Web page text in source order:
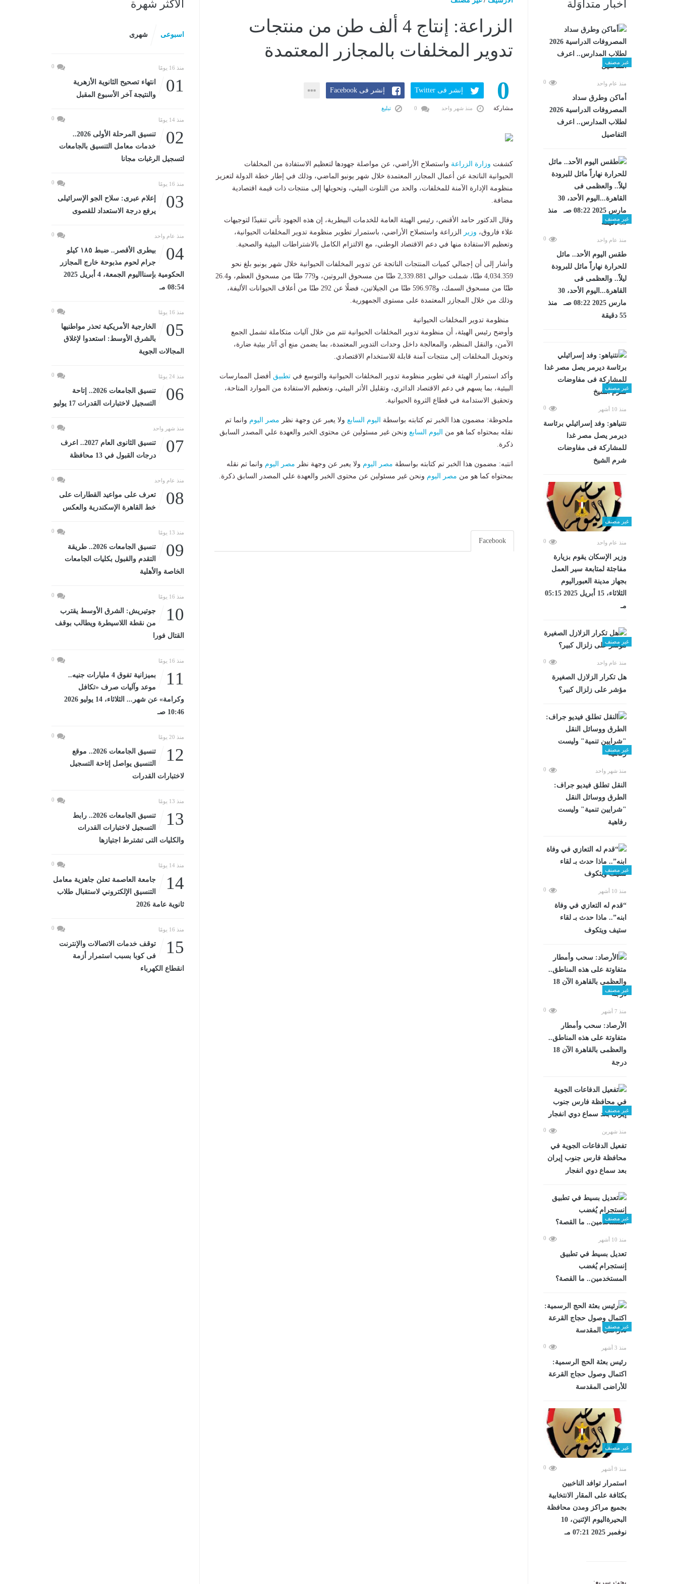
أخبار متداوَلة
غير مصنف
منذ عام واحد 0
أماكن وطرق سداد
المصروفات الدراسية 2026
لطلاب المدارس.. اعرف
التفاصيل
غير مصنف
منذ عام واحد 0
طقس اليوم الأحد.. مائل
للحرارة نهاراً مائل للبرودة
ليلاً.. والعظمى فى
القاهرة...اليوم الأحد، 30
مارس 2025 08:22 صـ منذ
55 دقيقة
غير مصنف
منذ 10 أشهر 0
نتنياهو: وفد إسرائيلي برئاسة
ديرمر يصل مصر غدا
للمشاركة فى مفاوضات
شرم الشيخ
غير مصنف
منذ عام واحد 0
وزير الإسكان يقوم بزيارة
مفاجئة لمتابعة سير العمل
بجهاز مدينة العبوراليوم
الثلاثاء، 15 أبريل 2025 05:15
مـ
غير مصنف
منذ عام واحد 0
هل تكرار الزلازل الصغيرة
مؤشر على زلزال كبير؟
غير مصنف
منذ شهر واحد 0
​النقل تطلق فيديو جراف:
الطرق ووسائل النقل
"شرايين تنمية" وليست
رفاهية
غير مصنف
منذ 10 أشهر 0
“قدم له التعازي في وفاة
ابنه”.. ماذا حدث بـ لقاء
ستيف ويتكوف
غير مصنف
منذ 7 أشهر 0
الأرصاد: سحب وأمطار
متفاوتة على هذه المناطق..
والعظمى بالقاهرة الآن 18
درجة
غير مصنف
منذ شهرين 0
تفعيل الدفاعات الجوية في
محافظة فارس جنوب إيران
بعد سماع دوي انفجار
غير مصنف
منذ 10 أشهر 0
تعديل بسيط في تطبيق
إنستجرام يُغضب
المستخدمين.. ما القصة؟
غير مصنف
منذ 3 أشهر 0
رئيس بعثة الحج الرسمية:
اكتمال وصول حجاج القرعة
للأراضى المقدسة
غير مصنف
منذ 9 أشهر 0
استمرار توافد الناخبين
بكثافة على المقار الانتخابية
بجميع مراكز ومدن محافظة
البحيرةاليوم الإثنين، 10
نوفمبر 2025 07:21 مـ
بحث سريع:
الزراعة: إنتاج 4 ألف طن من منتجات
تدوير المخلفات بالمجازر المعتمدة
0
مشاركة
إنشر فى Twitter إنشر فى Facebook
منذ شهر واحد تبليغ
كشفت وزارة الزراعة واستصلاح الأراضي، عن مواصلة جهودها لتعظيم الاستفادة من المخلفات
الحيوانية الناتجة عن أعمال المجازر المعتمدة خلال شهر يونيو الماضي، وذلك في إطار خطة الدولة لتعزيز
منظومة الإدارة الآمنة للمخلفات، والحد من التلوث البيئي، وتحويلها إلى منتجات ذات قيمة اقتصادية
مضافة.
وقال الدكتور حامد الأقنص، رئيس الهيئة العامة للخدمات البيطرية، إن هذه الجهود تأتي تنفيذًا لتوجيهات
علاء فاروق، وزير
الزراعة واستصلاح الأراضي، باستمرار تطوير منظومة تدوير المخلفات الحيوانية،
وتعظيم الاستفادة منها في دعم الاقتصاد الوطني، مع الالتزام الكامل بالاشتراطات البيئية والصحية.
وأشار إلى أن إجمالي كميات المنتجات الناتجة عن تدوير المخلفات الحيوانية خلال شهر يونيو بلغ نحو
4,034.359 طنًا، شملت حوالي 2,339.881 طنًا من مسحوق البروتين، و779 طنًا من مسحوق العظم، و26.4
طنًا من مسحوق السمك، و596.978 طنًا من الجيلاتين، فضلًا عن 292 طنًا من أعلاف الحيوانات الأليفة،
وذلك من خلال المجازر المعتمدة على مستوى الجمهورية.
منظومة تدوير المخلفات الحيوانية
وأوضح رئيس الهيئة، أن منظومة تدوير المخلفات الحيوانية تتم من خلال آليات متكاملة تشمل الجمع
الآمن، والنقل المنظم، والمعالجة داخل وحدات التدوير المعتمدة، بما يضمن منع أي آثار بيئية ضارة،
وتحويل المخلفات إلى منتجات آمنة قابلة للاستخدام الاقتصادي.
وأكد استمرار الهيئة في تطوير منظومة تدوير المخلفات الحيوانية والتوسع في تطبيق أفضل الممارسات
البيئية، بما يسهم في دعم الاقتصاد الدائري، وتقليل الأثر البيئي، وتعظيم الاستفادة من الموارد المتاحة،
وتحقيق الاستدامة في قطاع الثروة الحيوانية.
ملحوظة: مضمون هذا الخبر تم كتابته بواسطة اليوم السابع ولا يعبر عن وجهة نظر مصر اليوم وانما تم
نقله بمحتواه كما هو من
اليوم السابع ونحن غير مسئولين عن محتوى الخبر والعهدة علي المصدر السابق
ذكرة.
انتبه: مضمون هذا الخبر تم كتابته بواسطة مصر اليوم ولا يعبر عن وجهة نظر مصر اليوم وانما تم نقله
بمحتواه كما هو من مصر اليوم ونحن غير مسئولين عن محتوى الخبر والعهدة علي المصدر السابق ذكرة.
Facebook
الأكثر شهرة
اسبوعى شهرى
منذ 16 يومًا 0
01
انتهاء تصحيح الثانوية الأزهرية
والنتيجة آخر الأسبوع المقبل
منذ 14 يومًا 0
02
تنسيق المرحلة الأولى 2026..
خدمات معامل التنسيق بالجامعات
لتسجيل الرغبات مجانا
منذ 16 يومًا 0
03
إعلام عبرى: سلاح الجو الإسرائيلى
يرفع درجة الاستعداد للقصوى
منذ عام واحد 0
04
بيطرى الأقصر.. ضبط ١٨٥ كيلو
جرام لحوم مذبوحة خارج المجازر
الحكومية بإسنااليوم الجمعة، 4 أبريل 2025
08:54 مـ
منذ 16 يومًا 0
05
الخارجية الأمريكية تحذر مواطنيها
بالشرق الأوسط: استعدوا لإغلاق
المجالات الجوية
منذ 24 يومًا 0
06
تنسيق الجامعات 2026.. إتاحة
التسجيل لاختبارات القدرات 17 يوليو
منذ شهر واحد 0
07
تنسيق الثانوى العام 2027.. اعرف
درجات القبول في 13 محافظة
منذ عام واحد 0
08
تعرف على مواعيد القطارات على
خط القاهرة الإسكندرية والعكس
منذ 13 يومًا 0
09
تنسيق الجامعات 2026.. طريقة
التقدم والقبول بكليات الجامعات
الخاصة والأهلية
منذ 16 يومًا 0
10
جوتيريش: الشرق الأوسط يقترب
من نقطة اللاسيطرة ويطالب بوقف
القتال فورا
منذ 16 يومًا 0
11
بميزانية تفوق 4 مليارات جنيه..
موعد وآليات صرف «تكافل
وكرامة» عن شهر... الثلاثاء، 14 يوليو 2026
10:46 صـ
منذ 20 يومًا 0
12
تنسيق الجامعات 2026.. موقع
التنسيق يواصل إتاحة التسجيل
لاختبارات القدرات
منذ 13 يومًا 0
13
تنسيق الجامعات 2026.. رابط
التسجيل لاختبارات القدرات
والكليات التى تشترط اجتيازها
منذ 14 يومًا 0
14
جامعة العاصمة تعلن جاهزية معامل
التنسيق الإلكتروني لاستقبال طلاب
ثانوية عامة 2026
منذ 16 يومًا 0
15
توقف خدمات الاتصالات والإنترنت
فى كوبا بسبب استمرار أزمة
انقطاع الكهرباء